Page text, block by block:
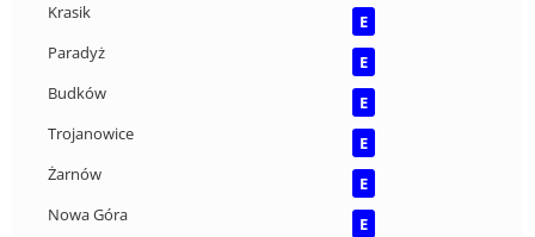
Krasik
E
Paradyż
E
Budków
E
Trojanowice
E
Żarnów
E
Nowa Góra
E